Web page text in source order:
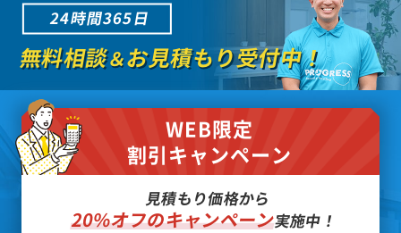
24時間365日
無料相談＆お見積もり受付中！
WEB限定
割引キャンペーン
見積もり価格から
20%オフのキャンペーン実施中！